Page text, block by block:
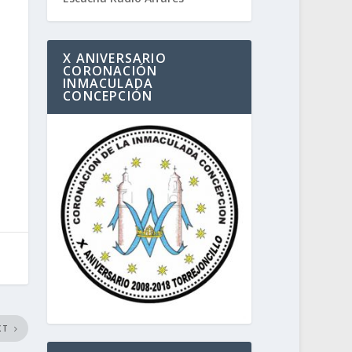
X ANIVERSARIO
CORONACIÓN
INMACULADA
CONCEPCIÓN